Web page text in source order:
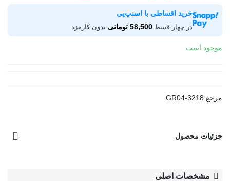
خرید اقساطی با اسنپ‌پی
در چهار قسط 58,500 تومانی بدون کارمزد
موجود است
مرجع:GR04-3218
جزئیات محصول
مشخصات اصلی